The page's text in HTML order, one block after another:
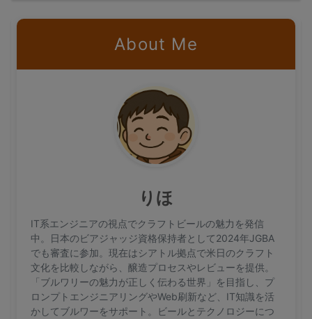
About Me
りほ
IT系エンジニアの視点でクラフトビールの魅力を発信
中。日本のビアジャッジ資格保持者として2024年JGBA
でも審査に参加。現在はシアトル拠点で米日のクラフト
文化を比較しながら、醸造プロセスやレビューを提供。
「ブルワリーの魅力が正しく伝わる世界」を目指し、プ
ロンプトエンジニアリングやWeb刷新など、IT知識を活
かしてブルワーをサポート。ビールとテクノロジーにつ